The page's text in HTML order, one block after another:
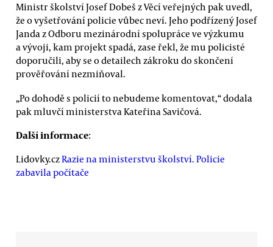
Ministr školství Josef Dobeš z Věcí veřejných pak uvedl,
že o vyšetřování policie vůbec neví. Jeho podřízený Josef
Janda z Odboru mezinárodní spolupráce ve výzkumu
a vývoji, kam projekt spadá, zase řekl, že mu policisté
doporučili, aby se o detailech zákroku do skončení
prověřování nezmiňoval.
„Po dohodě s policií to nebudeme komentovat,“ dodala
pak mluvčí ministerstva Kateřina Savičová.
Další informace:
Lidovky.czRazie na ministerstvu školství. Policie
zabavila počítače